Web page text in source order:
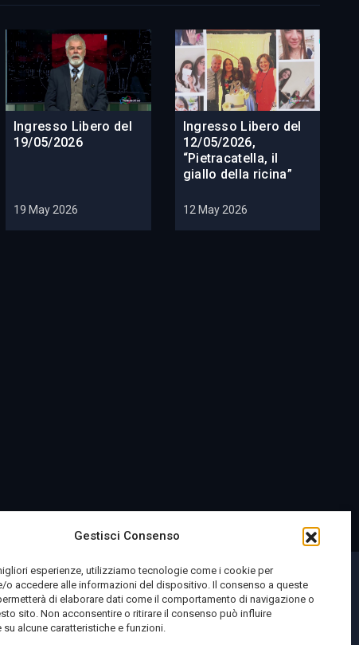
Gestisci Consenso
esperienze, utilizziamo tecnologie come i cookie per
o accedere alle informazioni del dispositivo. Il consenso a queste
di elaborare dati come il comportamento di navigazione o
sito. Non acconsentire o ritirare il consenso può influire
su alcune caratteristiche e funzioni.
Ingresso Libero del
19/05/2026
19 May 2026
Ingresso Libero del
12/05/2026,
“Pietracatella, il
giallo della ricina”
12 May 2026